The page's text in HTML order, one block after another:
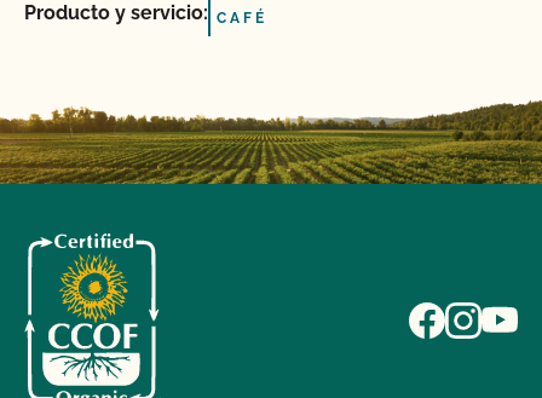
Producto y servicio: CAFÉ